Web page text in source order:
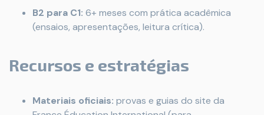
B2 para C1: 6+ meses com prática acadêmica
(ensaios, apresentações, leitura crítica).
Recursos e estratégias
Materiais oficiais: provas e guias do site da